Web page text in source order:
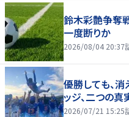
鈴木彩艶争奪
一度断りか
2026/08/04 20:37
優勝しても、消
ッジ、二つの真
2026/07/21 15:25